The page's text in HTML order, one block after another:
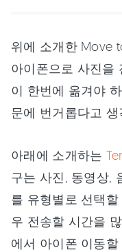
위에 소개한 Move
아이폰으로 사진을
이 한번에 옮겨야
문에 번거롭다고
아래에 소개하는
구는 사진, 동영상,
를 유형별로 선택
우 전송할 시간을
에서 아이폰 이동